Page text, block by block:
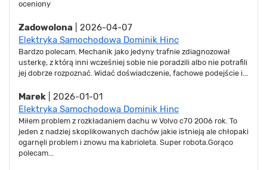
oceniony
Zadowolona | 2026-04-07
Elektryka Samochodowa Dominik Hinc
Bardzo polecam. Mechanik jako jedyny trafnie zdiagnozował
usterkę, z którą inni wcześniej sobie nie poradzili albo nie potrafili
jej dobrze rozpoznać. Widać doświadczenie, fachowe podejście i...
Marek | 2026-01-01
Elektryka Samochodowa Dominik Hinc
Miłem problem z rozkładaniem dachu w Volvo c70 2006 rok. To
jeden z nadziej skoplikowanych dachów jakie istnieją ale chłopaki
ogarnęli problem i znowu ma kabrioleta. Super robota.Gorąco
polecam...